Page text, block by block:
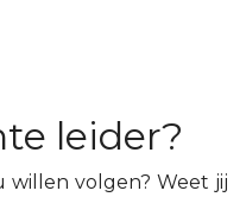
leider?
willen volgen? Weet jij